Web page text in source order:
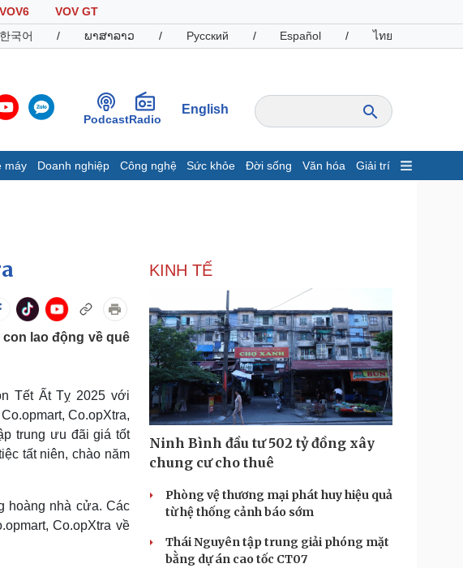
VOV6
VOV GT
한국어 / ພາສາລາວ / Русский / Español / ไทย
PodcastRadio
English
máy Doanh nghiệp Công nghệ Sức khỏe Đời sống Văn hóa Giải trí
Giá cà phê
Doanh nghiệp
Thông tin doanh nghiệp
Doanh nghiệp 24h
Doanh nhân
Vì cộng đồng
Công nghệ
Sành điệu
Tin Công nghệ
Trải nghiệm
Chuyển đổi số
Du lịch
check-in
Podcast
Đọc truyện đêm khuya
Cửa sổ tình yêu
Hạt giống tâm hồn
lao động về quê
Tết Ất Tỵ 2025 với
Co.opXtra,
trung ưu đãi giá tốt
tất niên, chào năm
hoàng nhà cửa. Các
Co.opXtra về
KINH TẾ
Ninh Bình đầu tư 502 tỷ đồng xây
chung cư cho thuê
Phòng vệ thương mại phát huy hiệu quả
từ hệ thống cảnh báo sớm
Thái Nguyên tập trung giải phóng mặt
bằng dự án cao tốc CT07